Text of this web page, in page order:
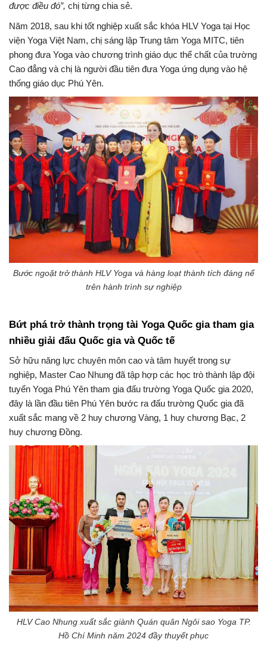
được điều đó”, chị từng chia sẻ.
Năm 2018, sau khi tốt nghiệp xuất sắc khóa HLV Yoga tại Học
viện Yoga Việt Nam, chị sáng lập Trung tâm Yoga MITC, tiên
phong đưa Yoga vào chương trình giáo dục thể chất của trường
Cao đẳng và chị là người đầu tiên đưa Yoga ứng dụng vào hệ
thống giáo dục Phú Yên.
Bước ngoặt trở thành HLV Yoga và hàng loạt thành tích đáng nể
trên hành trình sự nghiệp
Bứt phá trở thành trọng tài Yoga Quốc gia tham gia
nhiều giải đấu Quốc gia và Quốc tế
Sở hữu năng lực chuyên môn cao và tâm huyết trong sự
nghiệp, Master Cao Nhung đã tập hợp các học trò thành lập đội
tuyển Yoga Phú Yên tham gia đấu trường Yoga Quốc gia 2020,
đây là lần đầu tiên Phú Yên bước ra đấu trường Quốc gia đã
xuất sắc mang về 2 huy chương Vàng, 1 huy chương Bạc, 2
huy chương Đồng.
HLV Cao Nhung xuất sắc giành Quán quân Ngôi sao Yoga TP.
Hồ Chí Minh năm 2024 đầy thuyết phục